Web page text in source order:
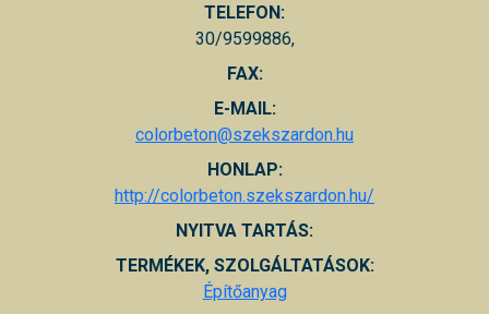
TELEFON:
30/9599886,
FAX:
E-MAIL:
colorbeton@szekszardon.hu
HONLAP:
http://colorbeton.szekszardon.hu/
NYITVA TARTÁS:
TERMÉKEK, SZOLGÁLTATÁSOK:
Építőanyag